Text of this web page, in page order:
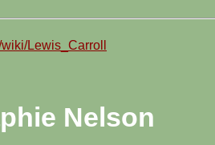
Lewis_Carroll
Nelson